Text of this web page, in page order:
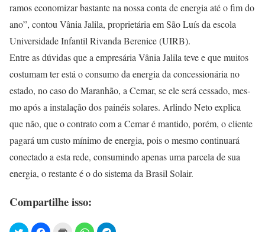
ramos economizar bastante na nossa conta de energia até o fim do
ano”, contou Vânia Jalila, pro­prietária em São Luís da escola
Universidade Infantil Rivanda Berenice (UIRB).
Entre as dúvidas que a empre­sária Vânia Jalila teve e que mui­tos
costumam ter está o consumo da energia da concessionária no
estado, no caso do Maranhão, a Cemar, se ele será cessado, mes­
mo após a instalação dos painéis solares. Arlindo Neto explica
que não, que o contrato com a Ce­mar é mantido, porém, o clien­te
pagará um custo mínimo de energia, pois o mesmo continu­ará
conectado a esta rede, con­sumindo apenas uma parcela de sua
energia, o restante é o do sis­tema da Brasil Solair.
Compartilhe isso: